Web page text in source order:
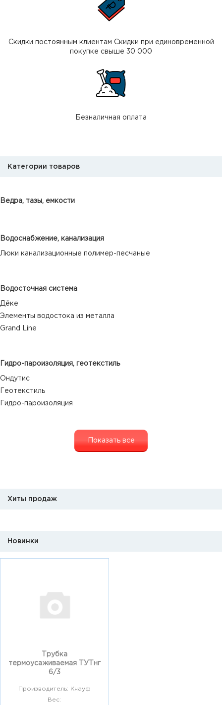
Скидки постоянным клиентам Скидки при единовременной
покупке свыше 30 000
Безналичная оплата
Категории товаров
Ведра, тазы, емкости
Водоснабжение, канализация
Люки канализационные полимер-песчаные
Водосточная система
Дёке
Элементы водостока из металла
Grand Line
Гидро-пароизоляция, геотекстиль
Ондутис
Геотекстиль
Гидро-пароизоляция
Показать все
Хиты продаж
Новинки
Трубка
термоусаживаемая ТУТнг
6/3
Производитель: Кнауф
Вес: